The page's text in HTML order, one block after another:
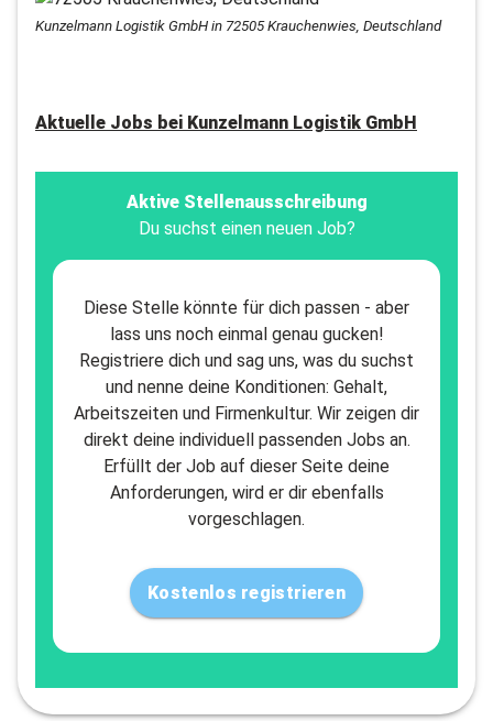
Kunzelmann Logistik GmbH in 72505 Krauchenwies, Deutschland
Aktuelle Jobs bei Kunzelmann Logistik GmbH
Aktive Stellenausschreibung
Du suchst einen neuen Job?
Diese Stelle könnte für dich passen - aber
lass uns noch einmal genau gucken!
Registriere dich und sag uns, was du suchst
und nenne deine Konditionen: Gehalt,
Arbeitszeiten und Firmenkultur. Wir zeigen dir
direkt deine individuell passenden Jobs an.
Erfüllt der Job auf dieser Seite deine
Anforderungen, wird er dir ebenfalls
vorgeschlagen.
Kostenlos registrieren